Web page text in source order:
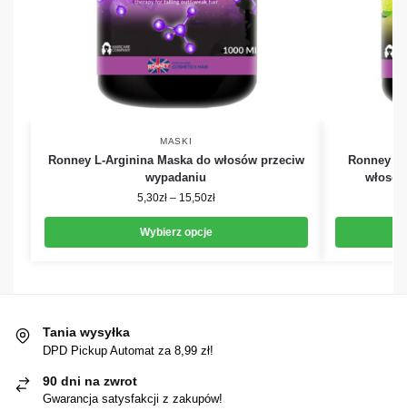
MASKI
Ronney L-Arginina Maska do włosów przeciw
wypadaniu
5,30zł – 15,50zł
Wybierz opcje
Ronney
Tania wysyłka
DPD Pickup Automat za 8,99 zł!
90 dni na zwrot
Gwarancja satysfakcji z zakupów!